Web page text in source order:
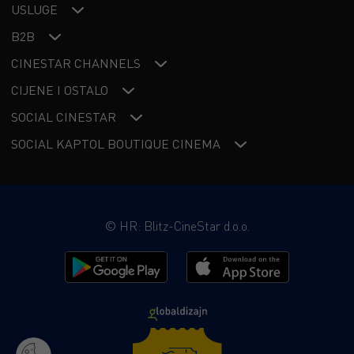
USLUGE
B2B
CINESTAR CHANNELS
CIJENE I OSTALO
SOCIAL CINESTAR
SOCIAL KAPTOL BOUTIQUE CINEMA
© HR: Blitz-CineStar d.o.o.